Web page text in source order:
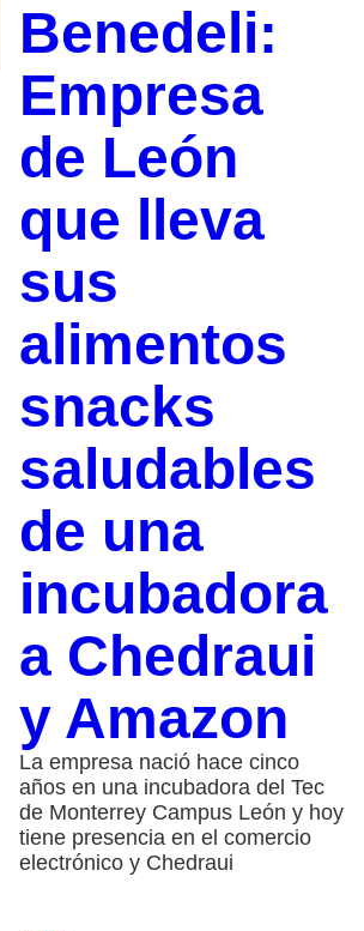
Benedeli:
Empresa
de León
que lleva
sus
alimentos
snacks
saludables
de una
incubadora
a Chedraui
y Amazon
La empresa nació hace cinco
años en una incubadora del Tec
de Monterrey Campus León y hoy
tiene presencia en el comercio
electrónico y Chedraui